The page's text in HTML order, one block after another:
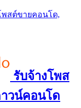
พสต์ขายคอนโด,
รับจ้างโพส
วน์คอนโด